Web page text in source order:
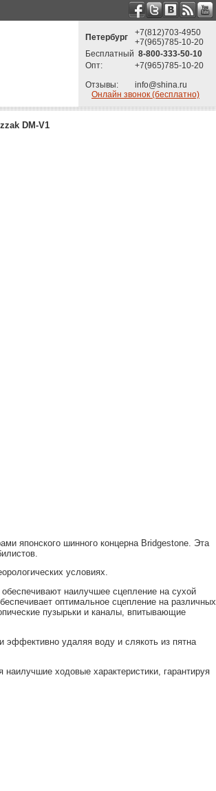
Петербург
+7(812)703-4950
+7(965)785-10-20
Бесплатный 8-800-333-50-10
Опт:
+7(965)785-10-20
Отзывы:
info@shina.ru
Онлайн звонок (бесплатно)
DM-V1
японского шинного концерна Bridgestone. Эта
условиях.
наилучшее сцепление на сухой
оптимальное сцепление на различных
пузырьки и каналы, впитывающие
эффективно удаляя воду и слякоть из пятна
ходовые характеристики, гарантируя